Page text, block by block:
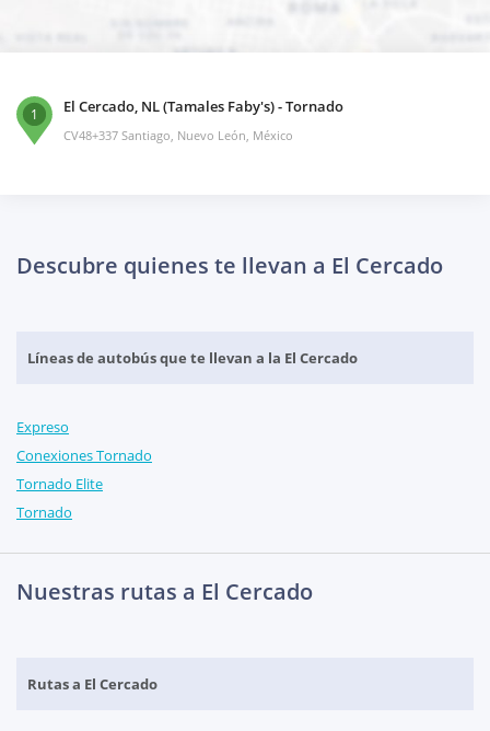
1 El Cercado, NL (Tamales Faby's) - Tornado
CV48+337 Santiago, Nuevo León, México
Descubre quienes te llevan a El Cercado
Líneas de autobús que te llevan a la El Cercado
Expreso
Conexiones Tornado
Tornado Elite
Tornado
Nuestras rutas a El Cercado
Rutas a El Cercado